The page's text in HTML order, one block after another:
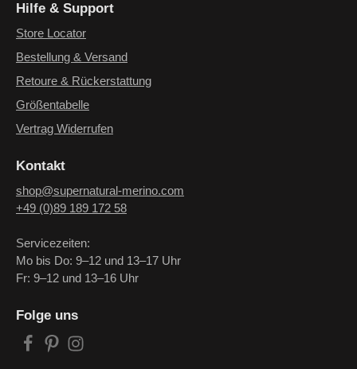
Folge uns
Hilfe & Support
Store Locator
Bestellung & Versand
Retoure & Rückerstattung
Größentabelle
Vertrag Widerrufen
Kontakt
shop@supernatural-merino.com
+49 (0)89 189 172 58
Servicezeiten:
Mo bis Do: 9–12 und 13–17 Uhr
Fr: 9–12 und 13–16 Uhr